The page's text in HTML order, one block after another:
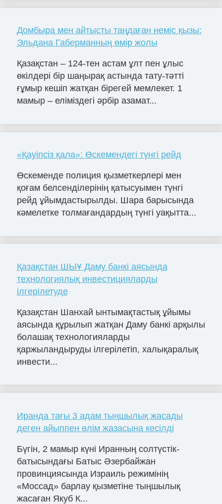
Домбыра мен айтысты таңдаған неміс қызы:
Эльдана Габерманның өмір жолы
Қазақстан – 124-тен астам ұлт пен ұлыс
өкілдері бір шаңырақ астында тату-тәтті
ғұмыр кешіп жатқан бірегей мемлекет. 1
мамыр – еліміздегі әрбір азамат...
«Қауіпсіз қала»: Өскемендегі түнгі рейд
Өскеменде полиция қызметкерлері мен
қоғам белсенділерінің қатысуымен түнгі
рейд ұйымдастырылды. Шара барысында
кәмелетке толмағандардың түнгі уақытта...
Қазақстан ШЫҰ Даму банкі аясында
технологиялық инвестицияларды
ілгерілетуде
Қазақстан Шанхай ынтымақтастық ұйымы
аясында құрылып жатқан Даму банкі арқылы
болашақ технологияларды
қаржыландыруды ілгерілетіп, халықаралық
инвести...
Иранда тағы 3 адам тыңшылық жасады
деген айыппен өлім жазасына кесілді
Бүгін, 2 мамыр күні Иранның солтүстік-
батысындағы Батыс Әзербайжан
провинциясында Израиль режимінің
«Моссад» барлау қызметіне тыңшылық
жасаған Якуб К...